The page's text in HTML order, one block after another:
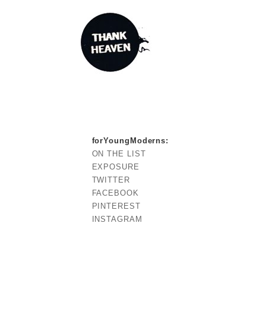
forYoungModerns:
ON THE LIST
EXPOSURE
TWITTER
FACEBOOK
PINTEREST
INSTAGRAM